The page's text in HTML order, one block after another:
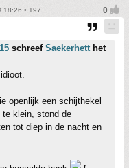
18:26 • 197
schreef Saekerhetthet
openlijk een schijthekel
te klein, stond de
tot diep in de nacht en